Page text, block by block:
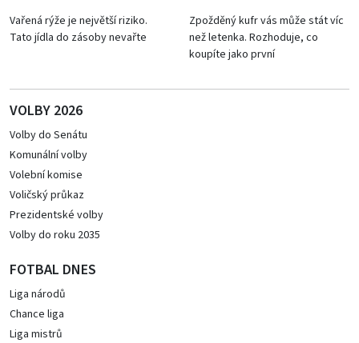
Vařená rýže je největší riziko.
Tato jídla do zásoby nevařte
Zpožděný kufr vás může stát víc
než letenka. Rozhoduje, co
koupíte jako první
VOLBY 2026
Volby do Senátu
Komunální volby
Volební komise
Voličský průkaz
Prezidentské volby
Volby do roku 2035
FOTBAL DNES
Liga národů
Chance liga
Liga mistrů